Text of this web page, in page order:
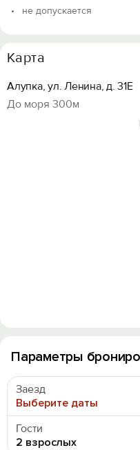
Параметры
Заезд
Выберите даты
Гости
2 взрослых
не допускается
Карта
Алупка, ул. Ленина, д. 31Е
До моря 300м